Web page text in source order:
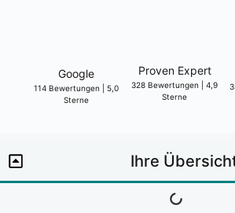
Goog­le
114 Bewer­tun­gen | 5,0
Ster­ne
Pro­ven Expert
328 Bewer­tun­gen | 4,9
Ster­ne
Ihre